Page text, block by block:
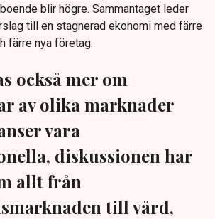
blir högre. Sammantaget leder
till en stagnerad ekonomi med färre
färre nya företag.
också mer om
av olika marknader
vara
diskussionen har
allt från
till vård,